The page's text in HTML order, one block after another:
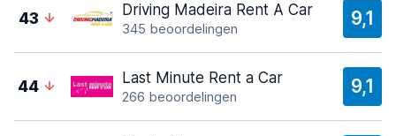
43 Driving Madeira Rent A Car
345 beoordelingen 9,1
44 Last Minute Rent a Car
266 beoordelingen 9,1